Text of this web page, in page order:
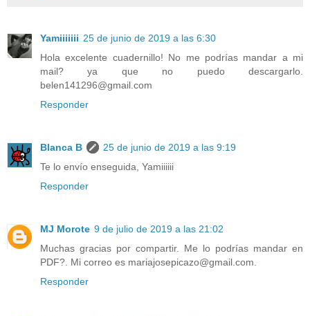
Yamiiiiiii 25 de junio de 2019 a las 6:30
Hola excelente cuadernillo! No me podrías mandar a mi
mail? ya que no puedo descargarlo.
belen141296@gmail.com
Responder
Blanca B
25 de junio de 2019 a las 9:19
Te lo envío enseguida, Yamiiiiii
Responder
MJ Morote 9 de julio de 2019 a las 21:02
Muchas gracias por compartir. Me lo podrías mandar en
PDF?. Mi correo es mariajosepicazo@gmail.com.
Responder